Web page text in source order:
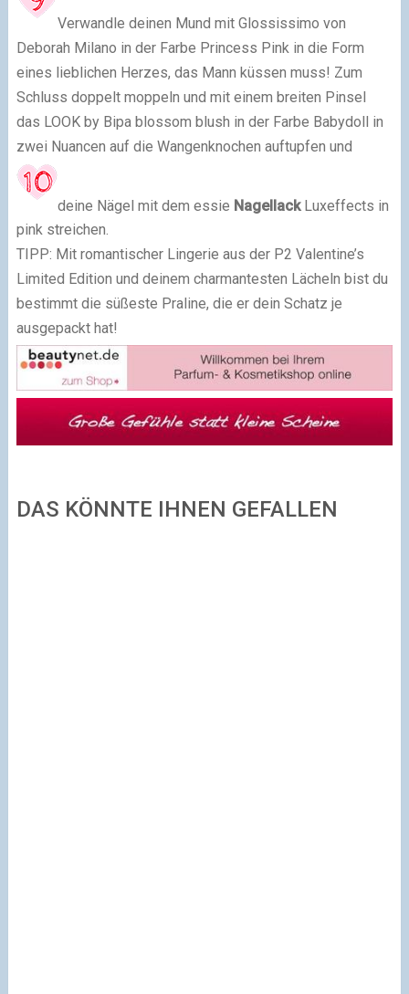
Verwandle deinen Mund mit Glossissimo von
Deborah Milano in der Farbe Princess Pink in die Form
eines lieblichen Herzes, das Mann küssen muss! Zum
Schluss doppelt moppeln und mit einem breiten Pinsel
das LOOK by Bipa blossom blush in der Farbe Babydoll in
zwei Nuancen auf die Wangenknochen auftupfen und
deine Nägel mit dem essie NagellackLuxeffects in
pink streichen.
TIPP: Mit romantischer Lingerie aus der P2 Valentine’s
Limited Edition und deinem charmantesten Lächeln bist du
bestimmt die süßeste Praline, die er dein Schatz je
ausgepackt hat!
DAS KÖNNTE IHNEN GEFALLEN